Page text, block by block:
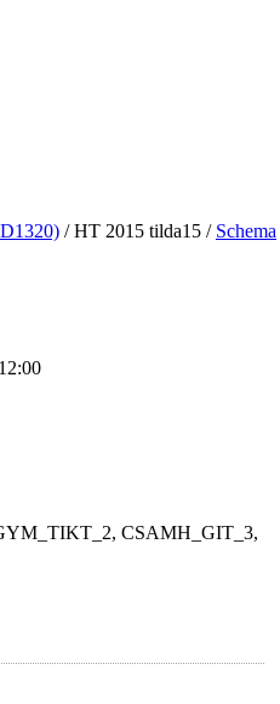
/HT 2015 tilda15 / Schema
CSAMH_GIT_3,